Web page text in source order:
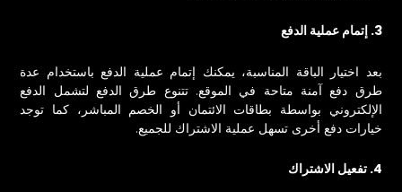
3. إتمام عملية الدفع
بعد اختيار الباقة المناسبة، يمكنك إتمام عملية الدفع باستخدام عدة
طرق دفع آمنة متاحة في الموقع. تتنوع طرق الدفع لتشمل الدفع
الإلكتروني بواسطة بطاقات الائتمان أو الخصم المباشر، كما توجد
خيارات دفع أخرى تسهل عملية الاشتراك للجميع.
4. تفعيل الاشتراك